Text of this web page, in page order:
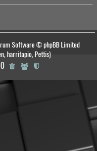
Software © phpBB Limited
harritapio, Pettis)